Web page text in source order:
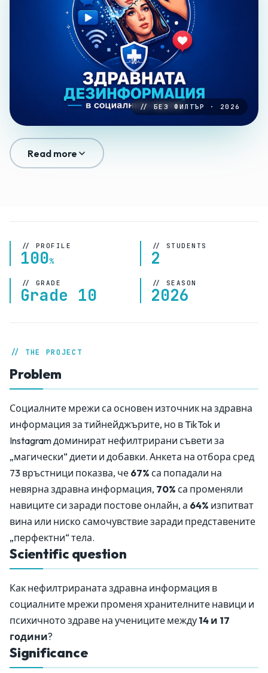
// БЕЗ ФИЛТЪР · 2026
Read more
// PROFILE
100%
// STUDENTS
2
// GRADE
Grade 10
// SEASON
2026
// THE PROJECT
Problem
Социалните мрежи са основен източник на здравна
информация за тийнейджърите, но в TikTok и
Instagram доминират нефилтрирани съвети за
„магически“ диети и добавки. Анкета на отбора сред
73 връстници показва, че 67% са попадали на
невярна здравна информация, 70% са променяли
навиците си заради постове онлайн, а 64% изпитват
вина или ниско самочувствие заради представените
„перфектни“ тела.
Scientific question
Как нефилтрираната здравна информация в
социалните мрежи променя хранителните навици и
психичното здраве на учениците между 14 и 17
години?
Significance